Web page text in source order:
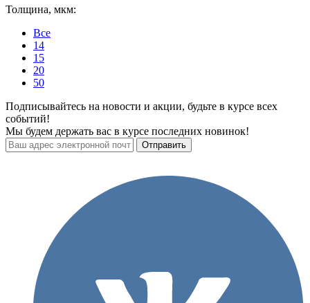
Толщина, мкм:
Все
14
15
20
50
Подписывайтесь на новости и акции, будьте в курсе всех
событий!
Мы будем держать вас в курсе последних новинок!